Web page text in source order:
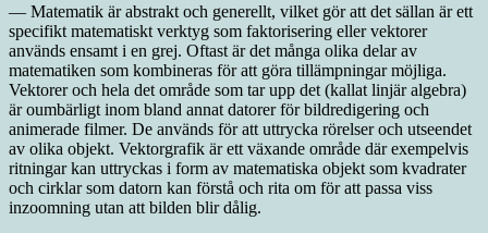
— Matematik är abstrakt och generellt, vilket gör att det sällan är ett
specifikt matematiskt verktyg som faktorisering eller vektorer
används ensamt i en grej. Oftast är det många olika delar av
matematiken som kombineras för att göra tillämpningar möjliga.
Vektorer och hela det område som tar upp det (kallat linjär algebra)
är oumbärligt inom bland annat datorer för bildredigering och
animerade filmer. De används för att uttrycka rörelser och utseendet
av olika objekt. Vektorgrafik är ett växande område där exempelvis
ritningar kan uttryckas i form av matematiska objekt som kvadrater
och cirklar som datorn kan förstå och rita om för att passa viss
inzoomning utan att bilden blir dålig.